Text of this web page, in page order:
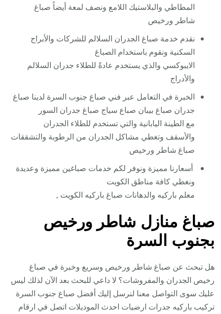
المطاطي والبلاستيك اللامع ونصف لمعة أيضاً صباغ
شاطر ورخيص
نقدم خدمة صباغ الجدران السلالم للشركات والأبراج
السكنية ونقوم باستخدام الصباغ
الايبوكسي والذي يستخدم عادةً للطلاء جدران السلالم
والأدراج
الخبرة في التعامل عبر فني صباغ جنوب السرة لدينا صباغ
جدران صباغ بيبان صباع سياج صباغ جدران السور
مع الطينة اليابانية والتي تستخدم للطلاء الجدران
والأسقف وتغطي مشاكل الجدران من الرطوبة والتشققات
صباغ شاطر ورخيص
أسعارنا مميزة ونوفر لكم خدمات صباغين مميزة وعديدة
ونغطي كافة مناطق الكويت
معلم باركيه والدهانات صباغ باركيه الكويت ,
صباغ منازل شاطر ورخيص
بجنوب السرة
هل تبحث عن صباغ شاطر ورخيص وسريع وخبرة في صباغ
رخيص الجدران والمفروشات؟ لا داعي للبحث بعد الآن لذلك ليس
عليك سوى التواصل معنا لنرسل إليك أفضل صباغ جنوب السرة
تركيب باركيه جدرات ارضيات احدث الموديلات اتصل في ارقام